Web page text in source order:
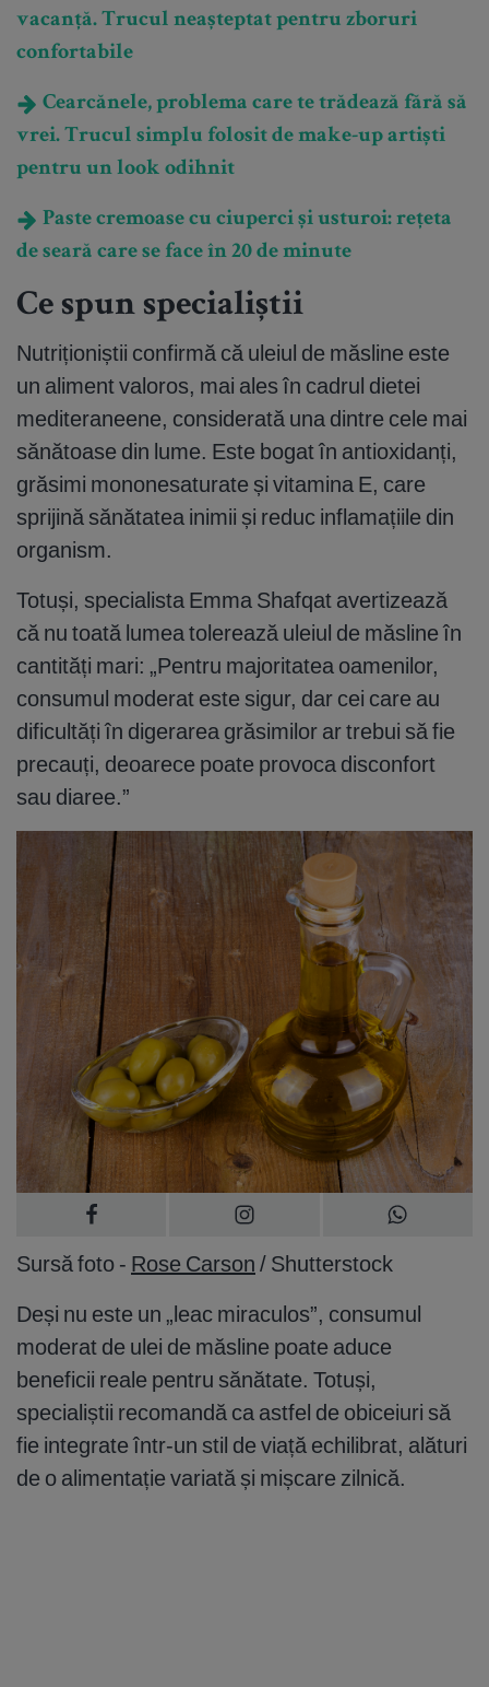
vacanță. Trucul neașteptat pentru zboruri
confortabile
Cearcănele, problema care te trădează fără să
vrei. Trucul simplu folosit de make-up artiști
pentru un look odihnit
Paste cremoase cu ciuperci și usturoi: rețeta
de seară care se face în 20 de minute
Ce spun specialiștii
Nutriționiștii confirmă că uleiul de măsline este
un aliment valoros, mai ales în cadrul dietei
mediteraneene, considerată una dintre cele mai
sănătoase din lume. Este bogat în antioxidanți,
grăsimi mononesaturate și vitamina E, care
sprijină sănătatea inimii și reduc inflamațiile din
organism.
Totuși, specialista Emma Shafqat avertizează
că nu toată lumea tolerează uleiul de măsline în
cantități mari: „Pentru majoritatea oamenilor,
consumul moderat este sigur, dar cei care au
dificultăți în digerarea grăsimilor ar trebui să fie
precauți, deoarece poate provoca disconfort
sau diaree.”
Sursă foto - Rose Carson / Shutterstock
Deși nu este un „leac miraculos”, consumul
moderat de ulei de măsline poate aduce
beneficii reale pentru sănătate. Totuși,
specialiștii recomandă ca astfel de obiceiuri să
fie integrate într-un stil de viață echilibrat, alături
de o alimentație variată și mișcare zilnică.